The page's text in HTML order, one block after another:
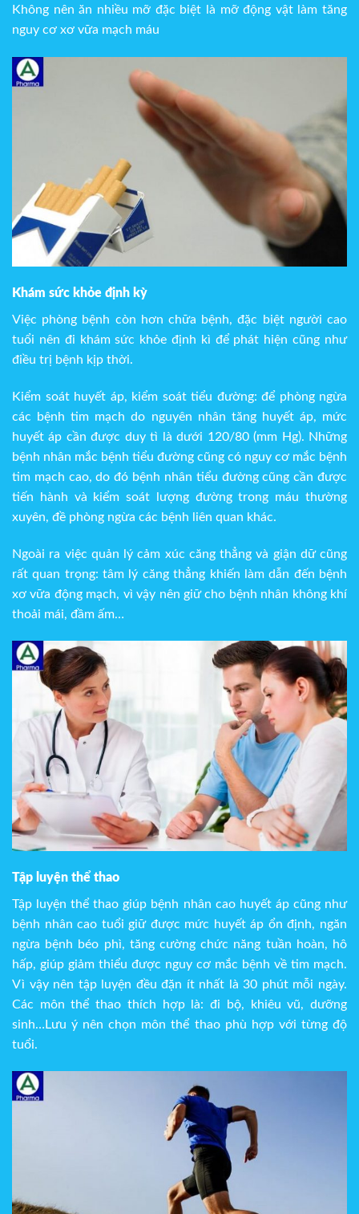
Không nên ăn nhiều mỡ đặc biệt là mỡ động vật làm tăng
nguy cơ xơ vữa mạch máu
Khám sức khỏe định kỳ
Việc phòng bệnh còn hơn chữa bệnh, đặc biệt người cao
tuổi nên đi khám sức khỏe định kì để phát hiện cũng như
điều trị bệnh kịp thời.
Kiểm soát huyết áp, kiểm soát tiểu đường: để phòng ngừa
các bệnh tim mạch do nguyên nhân tăng huyết áp, mức
huyết áp cần được duy tì là dưới 120/80 (mm Hg). Những
bệnh nhân mắc bệnh tiểu đường cũng có nguy cơ mắc bệnh
tim mạch cao, do đó bệnh nhân tiểu đường cũng cần được
tiến hành và kiểm soát lượng đường trong máu thường
xuyên, đề phòng ngừa các bệnh liên quan khác.
Ngoài ra việc quản lý cảm xúc căng thẳng và giận dữ cũng
rất quan trọng: tâm lý căng thẳng khiến làm dẫn đến bệnh
xơ vữa động mạch, vì vậy nên giữ cho bệnh nhân không khí
thoải mái, đầm ấm…
Tập luyện thể thao
Tập luyện thể thao giúp bệnh nhân cao huyết áp cũng như
bệnh nhân cao tuổi giữ được mức huyết áp ổn định, ngăn
ngừa bệnh béo phì, tăng cường chức năng tuần hoàn, hô
hấp, giúp giảm thiểu được nguy cơ mắc bệnh về tim mạch.
Vì vậy nên tập luyện đều đặn ít nhất là 30 phút mỗi ngày.
Các môn thể thao thích hợp là: đi bộ, khiêu vũ, dưỡng
sinh…Lưu ý nên chọn môn thể thao phù hợp với từng độ
tuổi.